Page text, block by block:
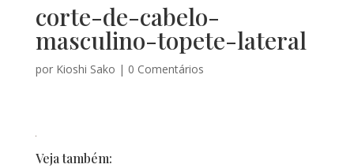
corte-de-cabelo-
masculino-topete-lateral
por Kioshi Sako | 0 Comentários
Veja também: